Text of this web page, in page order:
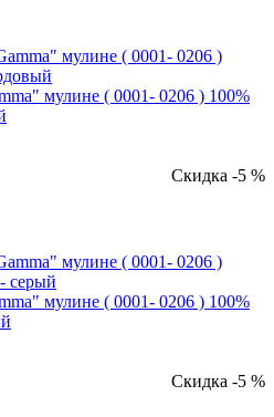
мулине ( 0001- 0206 ) 100%
Скидка -5 %
мулине ( 0001- 0206 ) 100%
Скидка -5 %